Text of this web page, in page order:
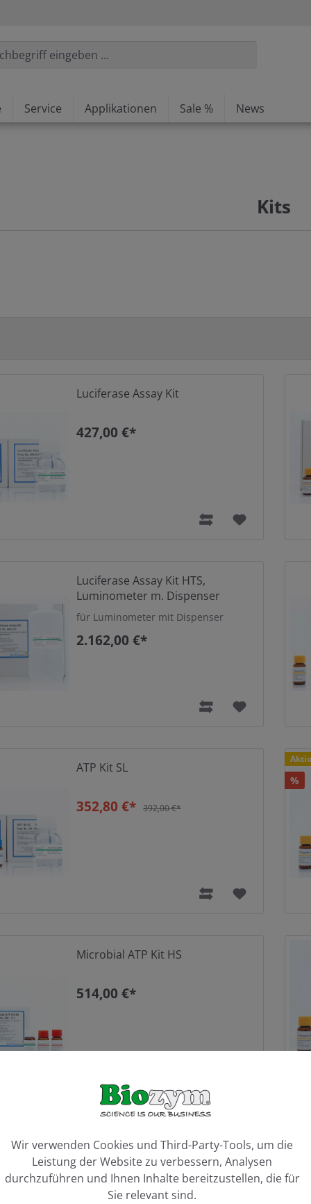
Service Applikationen Sale % News
Kits
Luciferase Assay Kit
427,00 €*
Luciferase Assay Kit HTS,
Luminometer m. Dispenser
für Luminometer mit Dispenser
2.162,00 €*
ATP Kit SL
352,80 €* 392,00 €*
%
Microbial ATP Kit HS
514,00 €*
Cellular ATP Kit HTS
470,00 €*
Wir verwenden Cookies und Third-Party-Tools, um die
Leistung der Website zu verbessern, Analysen
durchzuführen und Ihnen Inhalte bereitzustellen, die für
Sie relevant sind.